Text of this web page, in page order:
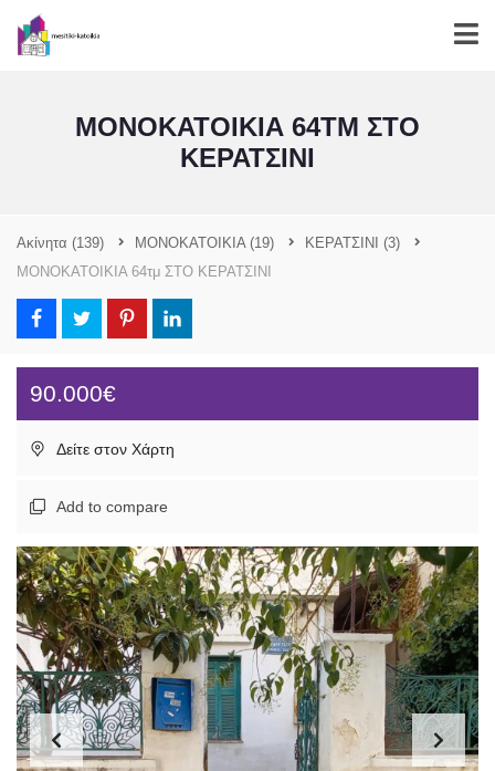
ΜΟΝΟΚΑΤΟΙΚΙΑ 64ΤΜ ΣΤΟ
ΚΕΡΑΤΣΙΝΙ
Ακίνητα (139) ΜΟΝΟΚΑΤΟΙΚΙΑ (19) ΚΕΡΑΤΣΙΝΙ (3)
ΜΟΝΟΚΑΤΟΙΚΙΑ 64τμ ΣΤΟ ΚΕΡΑΤΣΙΝΙ
90.000€
Δείτε στον Χάρτη
Add to compare